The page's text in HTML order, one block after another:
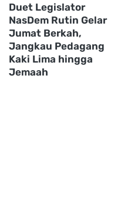
Duet Legislator
NasDem Rutin Gelar
Jumat Berkah,
Jangkau Pedagang
Kaki Lima hingga
Jemaah